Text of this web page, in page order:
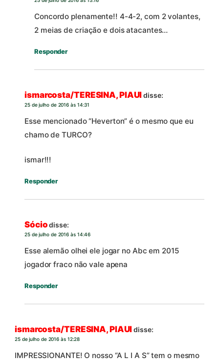
Concordo plenamente!! 4-4-2, com 2 volantes,
2 meias de criação e dois atacantes…
Responder
ismarcosta/TERESINA, PIAUIdisse:
25 de julho de 2016 às 14:31
Esse mencionado “Heverton” é o mesmo que eu
chamo de TURCO?
ismar!!!
Responder
Sócio disse:
25 de julho de 2016 às 14:46
Esse alemão olhei ele jogar no Abc em 2015
jogador fraco não vale apena
Responder
ismarcosta/TERESINA, PIAUIdisse:
25 de julho de 2016 às 12:28
IMPRESSIONANTE! O nosso “A L I A S” tem o mesmo